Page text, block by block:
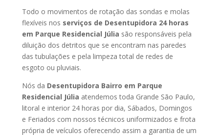
Todo o movimentos de rotação das sondas e molas
flexíveis nos serviços de Desentupidora 24 horas
em Parque Residencial Júlia são responsáveis pela
diluição dos detritos que se encontram nas paredes
das tubulações e pela limpeza total de redes de
esgoto ou pluviais.
Nós da Desentupidora Bairro em Parque
Residencial Júlia atendemos toda Grande São Paulo,
litoral e interior 24 horas por dia, Sábados, Domingos
e Feriados com nossos técnicos uniformizados e frota
própria de veículos oferecendo assim a garantia de um